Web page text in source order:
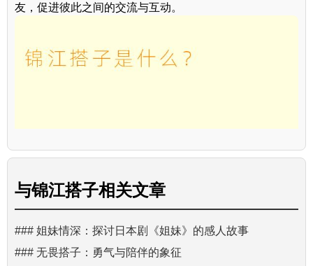
友，促进彼此之间的交流与互动。
与锦江搭子相关文章
### 姐妹情深：探讨日本剧《姐妹》的感人故事
### 无畏搭子：勇气与陪伴的象征